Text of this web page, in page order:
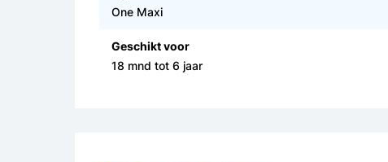
One Maxi
Geschikt voor
18 mnd tot 6 jaar